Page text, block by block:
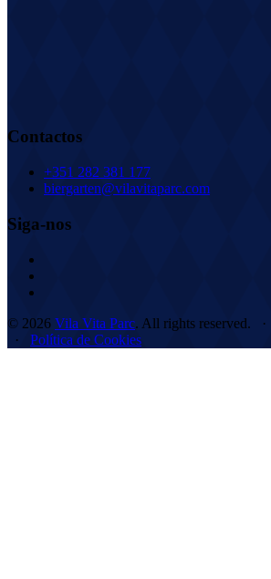
Contactos
+351 282 381 177
biergarten@vilavitaparc.com
Siga-nos
© 2026 Vila Vita Parc. All rights reserved. ·
· Política de Cookies